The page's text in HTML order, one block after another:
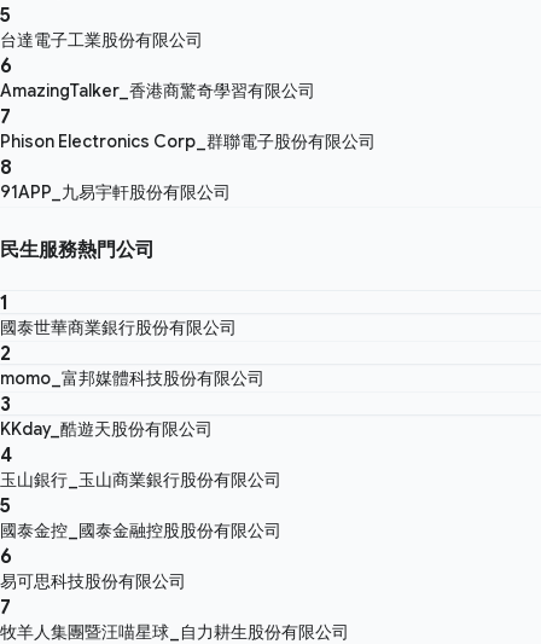
5
台達電子工業股份有限公司
6
AmazingTalker_香港商驚奇學習有限公司
7
Phison Electronics Corp_群聯電子股份有限公司
8
91APP_九易宇軒股份有限公司
民生服務熱門公司
1
國泰世華商業銀行股份有限公司
2
momo_富邦媒體科技股份有限公司
3
KKday_酷遊天股份有限公司
4
玉山銀行_玉山商業銀行股份有限公司
5
國泰金控_國泰金融控股股份有限公司
6
易可思科技股份有限公司
7
牧羊人集團暨汪喵星球_自力耕生股份有限公司